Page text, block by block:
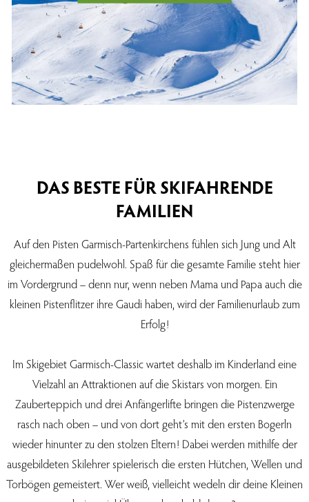
DAS BESTE FÜR SKIFAHRENDE
FAMILIEN
Auf den Pisten Garmisch-Partenkirchens fühlen sich Jung und Alt
gleichermaßen pudelwohl. Spaß für die gesamte Familie steht hier
im Vordergrund – denn nur, wenn neben Mama und Papa auch die
kleinen Pistenflitzer ihre Gaudi haben, wird der Familienurlaub zum
Erfolg!
Im Skigebiet Garmisch-Classic wartet deshalb im Kinderland eine
Vielzahl an Attraktionen auf die Skistars von morgen. Ein
Zauberteppich und drei Anfängerlifte bringen die Pistenzwerge
rasch nach oben – und von dort geht’s mit den ersten Bogerln
wieder hinunter zu den stolzen Eltern! Dabei werden mithilfe der
ausgebildeten Skilehrer spielerisch die ersten Hütchen, Wellen und
Torbögen gemeistert. Wer weiß, vielleicht wedeln dir deine Kleinen